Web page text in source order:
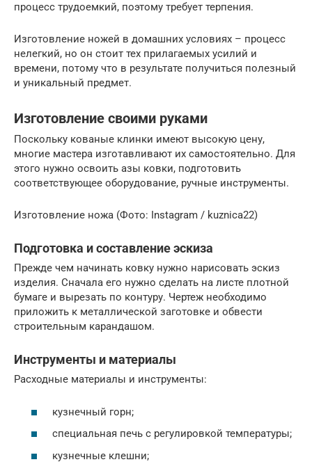
процесс трудоемкий, поэтому требует терпения.
Изготовление ножей в домашних условиях – процесс
нелегкий, но он стоит тех прилагаемых усилий и
времени, потому что в результате получиться полезный
и уникальный предмет.
Изготовление своими руками
Поскольку кованые клинки имеют высокую цену,
многие мастера изготавливают их самостоятельно. Для
этого нужно освоить азы ковки, подготовить
соответствующее оборудование, ручные инструменты.
Изготовление ножа (Фото: Instagram / kuznica22)
Подготовка и составление эскиза
Прежде чем начинать ковку нужно нарисовать эскиз
изделия. Сначала его нужно сделать на листе плотной
бумаге и вырезать по контуру. Чертеж необходимо
приложить к металлической заготовке и обвести
строительным карандашом.
Инструменты и материалы
Расходные материалы и инструменты:
кузнечный горн;
специальная печь с регулировкой температуры;
кузнечные клешни;